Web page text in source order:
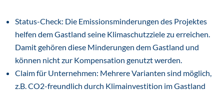
Status-Check: Die Emissionsminderungen des Projektes
helfen dem Gastland seine Klimaschutzziele zu erreichen.
Damit gehören diese Minderungen dem Gastland und
können nicht zur Kompensation genutzt werden.
Claim für Unternehmen: Mehrere Varianten sind möglich,
z.B. CO2-freundlich durch Klimainvestition im Gastland